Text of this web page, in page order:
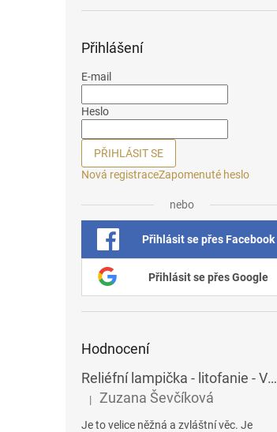
Přihlášení
E-mail
Heslo
PŘIHLÁSIT SE
Nová registraceZapomenuté heslo
nebo
Přihlásit se přes Facebook
Přihlásit se přes Google
Hodnocení
Reliéfní lampička - litofanie - Vážky
Hodnocení produktu je 5 z 5 hvězdiček.
| Zuzana Ševčíková
Je to velice něžná a zvláštní věc. Je